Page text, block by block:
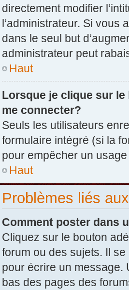
directement modifier
l’administrateur. Si vous
dans le seul but
administrateur peut
Haut
Lorsque je clique sur
me connecter?
Seuls les utilisateurs
formulaire intégré (si la
pour empêcher un
Haut
Problèmes liés
Comment poster dans
Cliquez sur le bouton
forum ou des sujets. Il
pour écrire un message.
bas des pages des